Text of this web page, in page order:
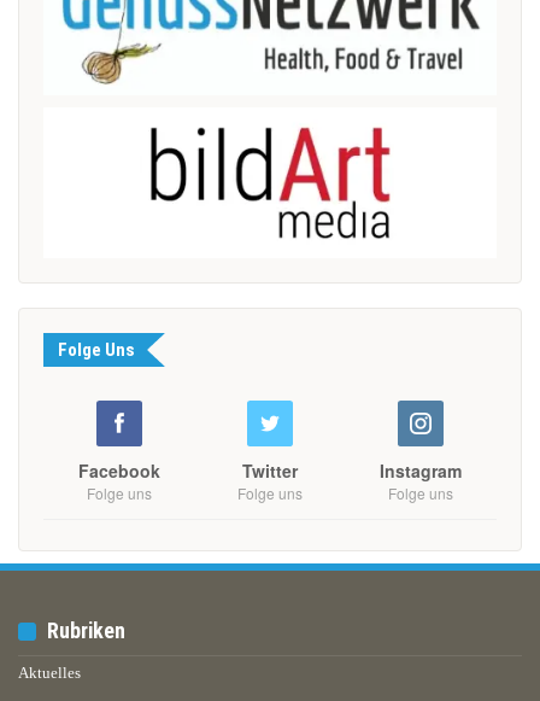
Folge Uns
Facebook
Folge uns
Twitter
Folge uns
Instagram
Folge uns
Rubriken
Aktuelles